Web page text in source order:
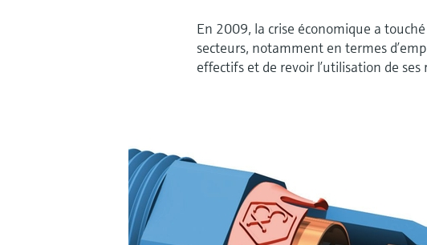
En 2009, la crise économique a
secteurs, notamment en termes
effectifs et de revoir l’utilisation de ses